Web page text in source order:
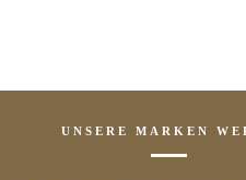
UNSERE MARKEN